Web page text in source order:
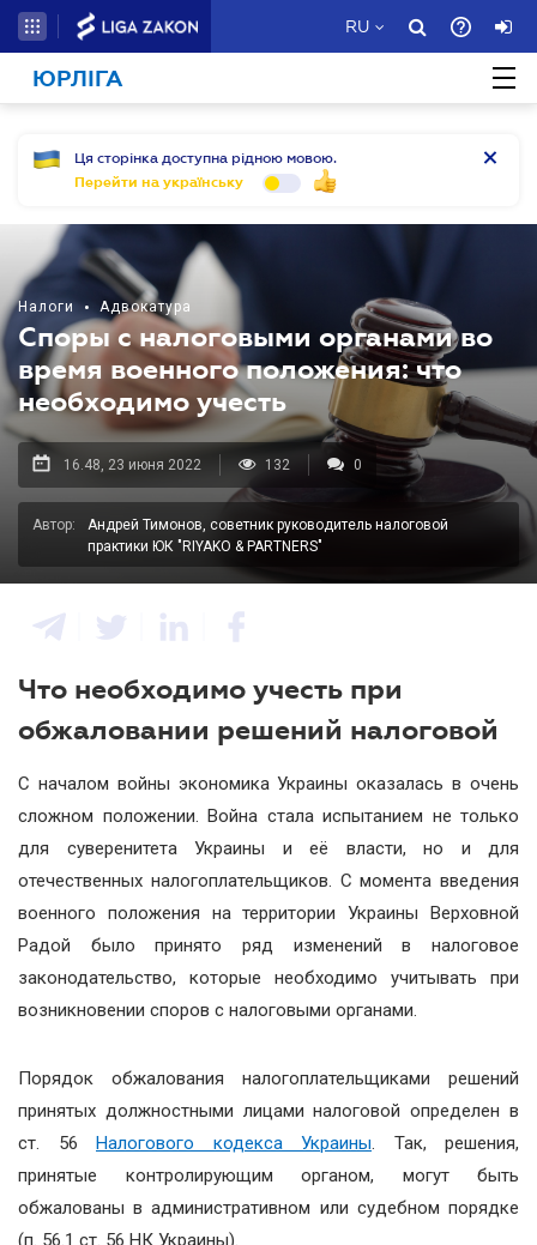
RU
ЮРЛІГА
Ця сторінка доступна рідною мовою.
Перейти на українську
Налоги • Адвокатура
Споры с налоговыми органами во
время военного положения: что
необходимо учесть
16.48, 23 июня 2022 132 0
Автор:
Андрей Тимонов, советник руководитель налоговой
практики ЮК "RIYAKO & PARTNERS"
Что необходимо учесть при
обжаловании решений налоговой
С началом войны экономика Украины оказалась в очень
сложном положении. Война стала испытанием не только
для суверенитета Украины и её власти, но и для
отечественных налогоплательщиков. С момента введения
военного положения на территории Украины Верховной
Радой было принято ряд изменений в налоговое
законодательство, которые необходимо учитывать при
возникновении споров с налоговыми органами.
Порядок обжалования налогоплательщиками решений
принятых должностными лицами налоговой определен в
ст. 56 Налогового кодекса Украины. Так, решения,
принятые контролирующим органом, могут быть
обжалованы в административном или судебном порядке
(п. 56.1 ст. 56 НК Украины).